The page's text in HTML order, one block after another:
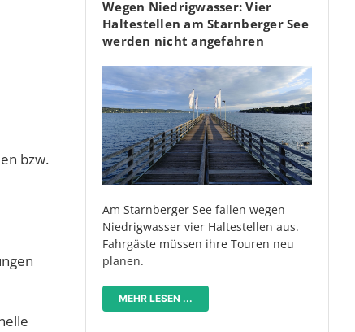
bzw.
Wegen Niedrigwasser: Vier
Haltestellen am Starnberger See
werden nicht angefahren
Am Starnberger See fallen wegen
Niedrigwasser vier Haltestellen aus.
Fahrgäste müssen ihre Touren neu
planen.
MEHR LESEN ...